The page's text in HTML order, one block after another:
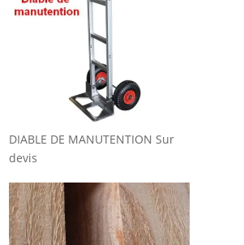
DIABLE DE MANUTENTION Sur
devis